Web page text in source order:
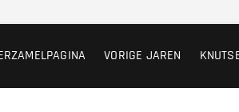
VORIGE JAREN